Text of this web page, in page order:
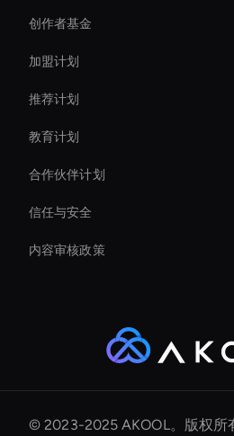
AI 视频剪辑编辑器
创作者基金
加盟计划
推荐计划
教育计划
合作伙伴计划
信任与安全
内容审核政策
© 2023-2025 AKOOL。版权所